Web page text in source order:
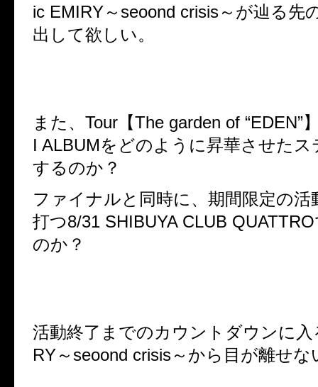
ic EMIRY～seoond crisis～が辿る先
出して欲しい。
また、Tour【The garden of “EDEN”
I ALBUMをどのように昇華させたス
するのか？
ファイナルと同時に、期間限定の活
打つ8/31 SHIBUYA CLUB
のか？
活動終了までのカウントダウンに入
RY～seoond crisis～から目が離せな